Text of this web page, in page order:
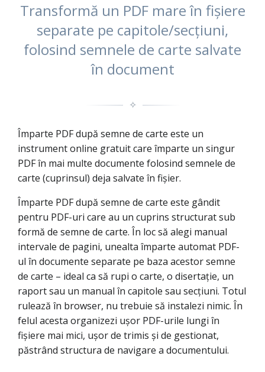
Transformă un PDF mare în fișiere
separate pe capitole/secțiuni,
folosind semnele de carte salvate
în document
✧
Împarte PDF după semne de carte este un
instrument online gratuit care împarte un singur
PDF în mai multe documente folosind semnele de
carte (cuprinsul) deja salvate în fișier.
Împarte PDF după semne de carte este gândit
pentru PDF-uri care au un cuprins structurat sub
formă de semne de carte. În loc să alegi manual
intervale de pagini, unealta împarte automat PDF-
ul în documente separate pe baza acestor semne
de carte – ideal ca să rupi o carte, o disertație, un
raport sau un manual în capitole sau secțiuni. Totul
rulează în browser, nu trebuie să instalezi nimic. În
felul acesta organizezi ușor PDF-urile lungi în
fișiere mai mici, ușor de trimis și de gestionat,
păstrând structura de navigare a documentului.